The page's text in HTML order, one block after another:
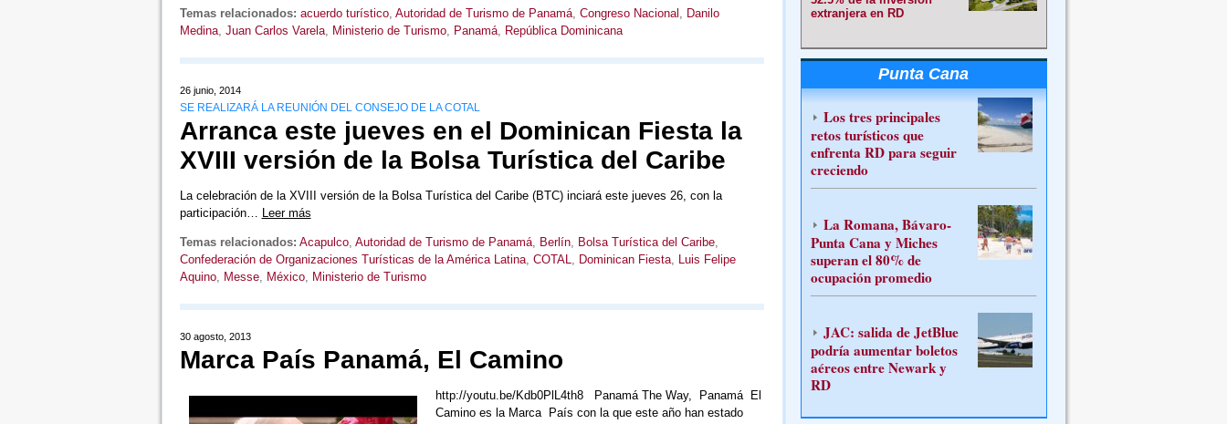
Temas relacionados: acuerdo turístico, Autoridad de Turismo de Panamá, Congreso Nacional , Danilo
Medina, Juan Carlos Varela, Ministerio de Turismo, Panamá, República Dominicana
26 junio, 2014
SE REALIZARÁ LA REUNIÓN DEL CONSEJO DE LA COTAL
Arranca este jueves en el Dominican Fiesta la
XVIII versión de la Bolsa Turística del Caribe
La celebración de la XVIII versión de la Bolsa Turística del Caribe (BTC) inciará este jueves 26, con la
participación… Leer más
Temas relacionados: Acapulco, Autoridad de Turismo de Panamá, Berlín, Bolsa Turística del Caribe,
Confederación de Organizaciones Turísticas de la América Latina, COTAL, Dominican Fiesta, Luis Felipe
Aquino, Messe, México, Ministerio de Turismo
30 agosto, 2013
Marca País Panamá, El Camino
http://youtu.be/Kdb0PlL4th8 Panamá The Way, Panamá El
Camino es la Marca País con la que este año han estado
extranjera en RD
Punta Cana
Los tres principales
retos turísticos que
enfrenta RD para seguir
creciendo
La Romana, Bávaro-
Punta Cana y Miches
superan el 80% de
ocupación promedio
JAC: salida de JetBlue
podría aumentar boletos
aéreos entre Newark y
RD